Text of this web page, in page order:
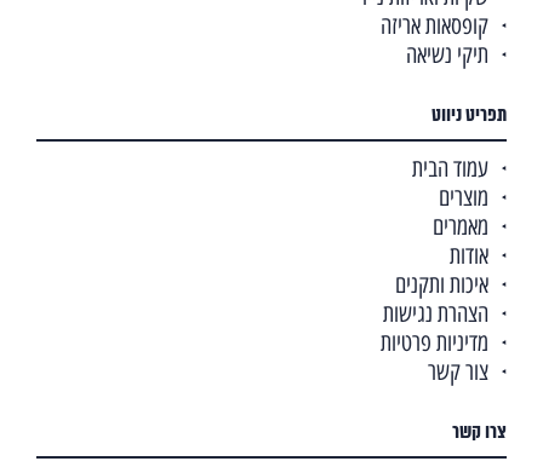
קופסאות אריזה
תיקי נשיאה
תפריט ניווט
עמוד הבית
מוצרים
מאמרים
אודות
איכות ותקנים
הצהרת נגישות
מדיניות פרטיות
צור קשר
צרו קשר